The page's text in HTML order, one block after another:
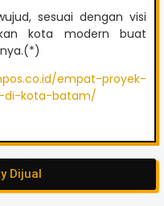
sesuai dengan visi
kota modern buat
empat-proyek-
di-kota-batam/
Dijual